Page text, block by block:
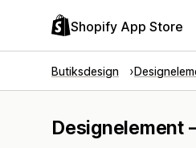
Shopify App Store
Butiksdesign
Designelement